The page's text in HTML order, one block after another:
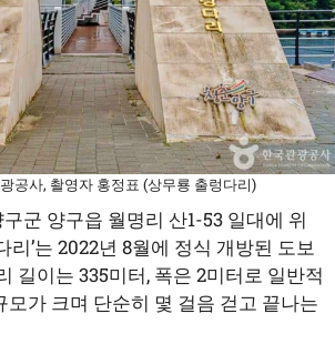
공사, 촬영자 홍정표 (상무룡 출렁다리)
군 양구읍 월명리 산1-53 일대에 위
리’는 2022년 8월에 정식 개방된 도보
길이는 335미터, 폭은 2미터로 일반적
모가 크며 단순히 몇 걸음 걷고 끝나는